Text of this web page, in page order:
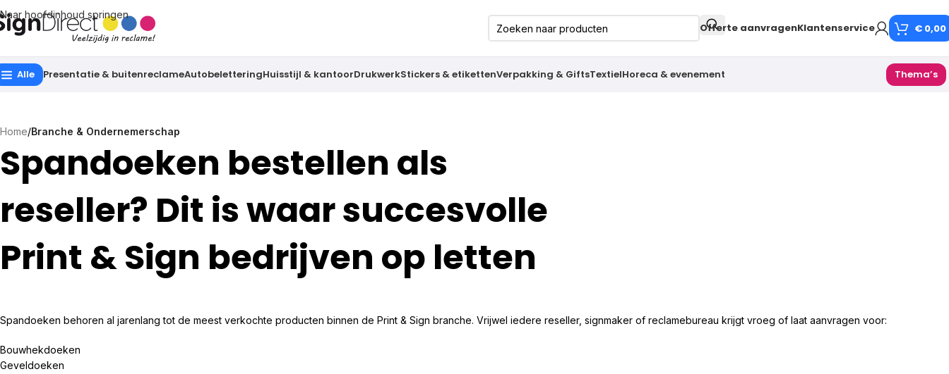
Naar hoofdinhoud springen
Offerte aanvragenKlantenservice € 0,00
Alle Presentatie & buitenreclameAutobeletteringHuisstijl & kantoorDrukwerkStickers & etikettenVerpakking & GiftsTextielHoreca & evenement Thema’s
Home/Branche & Ondernemerschap
Spandoeken bestellen als
reseller? Dit is waar succesvolle
Print & Sign bedrijven op letten
Spandoeken behoren al jarenlang tot de meest verkochte producten binnen de Print & Sign branche. Vrijwel iedere reseller, signmaker of reclamebureau krijgt vroeg of laat aanvragen voor:
Bouwhekdoeken
Geveldoeken